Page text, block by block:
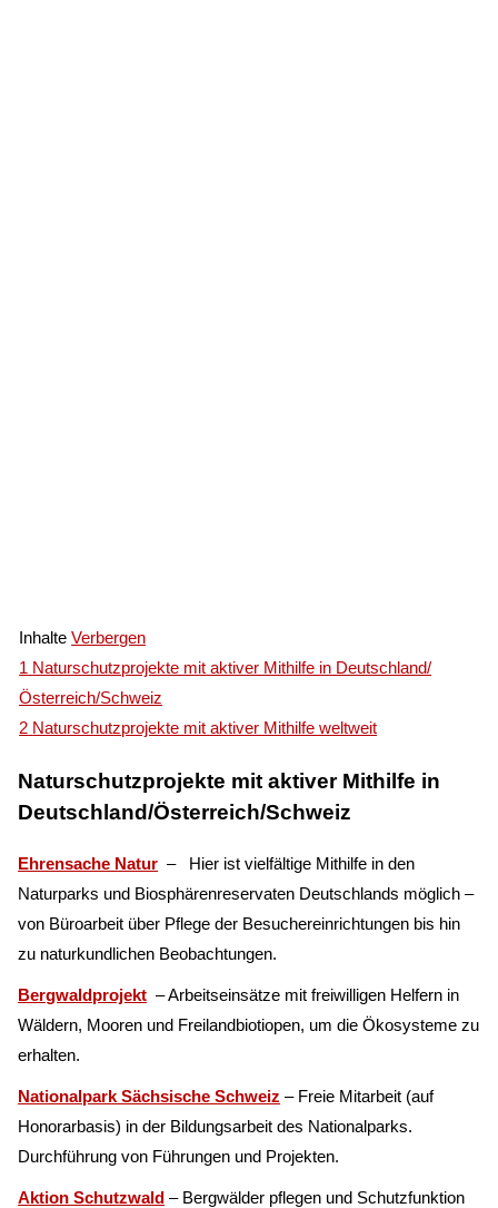
Inhalte Verbergen
1 Naturschutzprojekte mit aktiver Mithilfe in Deutschland/
Österreich/Schweiz
2 Naturschutzprojekte mit aktiver Mithilfe weltweit
Naturschutzprojekte mit aktiver Mithilfe in
Deutschland/Österreich/Schweiz
Ehrensache Natur – Hier ist vielfältige Mithilfe in den
Naturparks und Biosphärenreservaten Deutschlands möglich –
von Büroarbeit über Pflege der Besuchereinrichtungen bis hin
zu naturkundlichen Beobachtungen.
Bergwaldprojekt – Arbeitseinsätze mit freiwilligen Helfern in
Wäldern, Mooren und Freilandbiotiopen, um die Ökosysteme zu
erhalten.
Nationalpark Sächsische Schweiz – Freie Mitarbeit (auf
Honorarbasis) in der Bildungsarbeit des Nationalparks.
Durchführung von Führungen und Projekten.
Aktion Schutzwald – Bergwälder pflegen und Schutzfunktion